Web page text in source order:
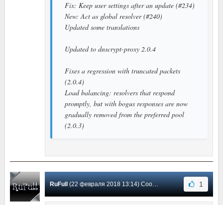
Fix: Keep user settings after an update (#234)
New: Act as global resolver (#240)
Updated some translations
Updated to dnscrypt-proxy 2.0.4
Fixes a regression with truncated packets
(2.0.4)
Load balancing: resolvers that respond
promptly, but with bogus responses are now
gradually removed from the preferred pool
(2.0.3)
RuFull (22 февраля 2018 13:14) Сообщение #18 1